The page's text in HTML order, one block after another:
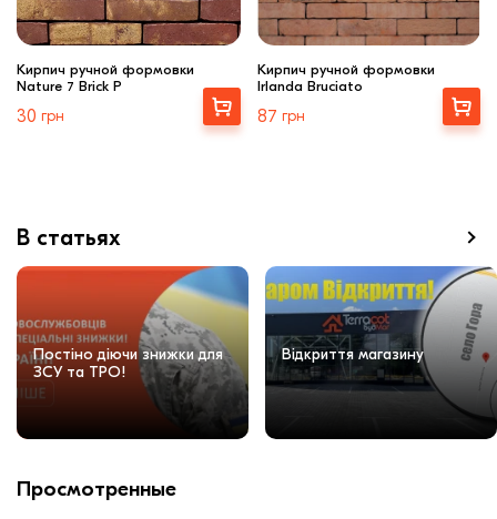
Кирпич ручной формовки
Nature 7 Brick P
30 грн
Выбрать
Кирпич ручной формовки
Irlanda Bruciato
87 грн
Выбрать
В статьях
Постіно діючи знижки для
ЗСУ та ТРО!
Відкриття магазину
Просмотренные